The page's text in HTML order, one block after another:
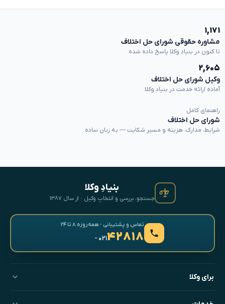
۱,۱۷۱
مشاوره حقوقی شورای حل اختلاف
تا کنون در بنیاد وکلا پاسخ داده شده
۲,۶۰۵
وکیل شورای حل اختلاف
آماده ارائه خدمت در بنیاد وکلا
راهنمای کامل
شورای حل اختلاف
شرایط، مدارک، هزینه و مسیر شکایت — به زبان ساده
بنیادِ وکلا
جستجو، بررسی و انتخابِ وکیل · از سال ۱۳۸۷
تماس و پشتیبانی · همه‌روزه ۸ تا ۲۴
۴۲۸۱۸- ۰۲۱
برای وکلا